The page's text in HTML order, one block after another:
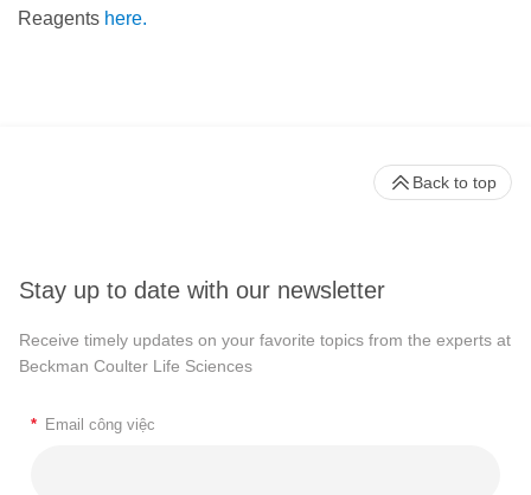
Reagents here.
Stay up to date with our newsletter
Receive timely updates on your favorite topics from the experts at
Beckman Coulter Life Sciences
* Email công việc
Back to top